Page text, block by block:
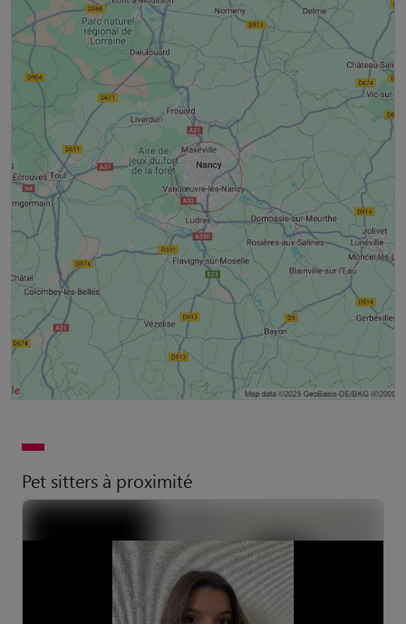
Pet sitters à proximité